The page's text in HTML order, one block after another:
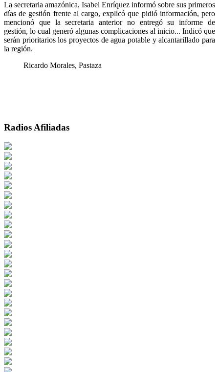
La secretaria amazónica, Isabel Enríquez informó sobre sus primeros
días de gestión frente al cargo, explicó que pidió información, pero
mencionó que la secretaria anterior no entregó su informe de
gestión, lo cual generó algunas complicaciones al inicio... Indicó que
serán prioritarios los proyectos de agua potable y alcantarillado para
la región.
Ricardo Morales, Pastaza
Radios Afiliadas